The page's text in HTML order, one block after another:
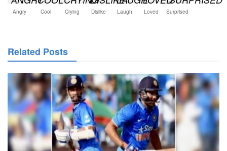
Angry Cool Crying Dislike Laugh Loved Surprised
Related Posts